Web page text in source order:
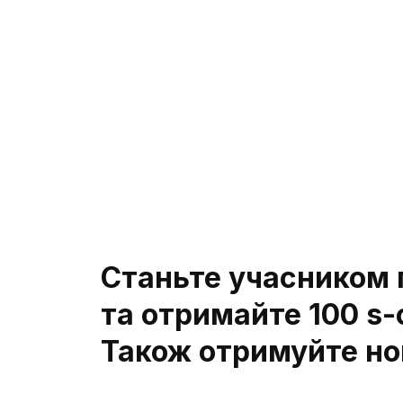
Наші
та
Telegram
Станьте учасником
та отримайте 100
Також отримуйте